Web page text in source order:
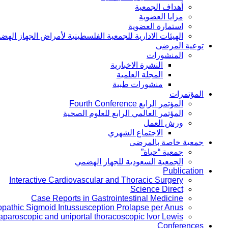
أهداف الجمعية
مزايا العضوية
استمارة العضوية
الهيئات الادارية للجمعية الفلسطينية لأمراض الجهاز
توعية المرضى
المنشورات
النشرة الاخبارية
المجلة العلمية
منشورات طبية
المؤتمرات
المؤتمر الرابع Fourth Conference
المؤتمر العالمي الرابع للعلوم الصحية
ورش العمل
الاجتماع الشهري
جمعية خاصة بالمرضى
جمعية “حياة”
الجمعية السعودية للجهاز الهضمي
Publication
Interactive Cardiovascular and Thoracic Surgery
Science Direct
Case Reports in Gastrointestinal Medicine
Sigmoid Intussusception Prolapse per Anus
and uniportal thoracoscopic Ivor Lewis
Conferences